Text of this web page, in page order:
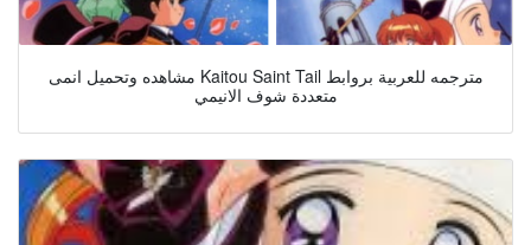
مشاهده وتحميل انمى Kaitou Saint Tail مترجمه للعربية بروابط
متعددة شوف الانيمي